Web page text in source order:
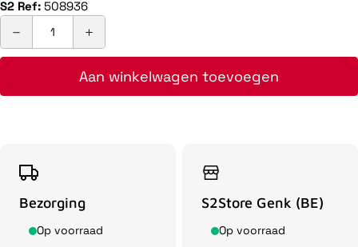
S2 Ref: 508936
Aan winkelwagen toevoegen
Bezorging
Op voorraad
S2Store Genk (BE)
Op voorraad